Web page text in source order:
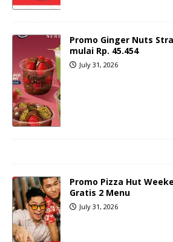
Promo Ginger Nuts
mulai Rp. 45.454
July 31, 2026
Promo Pizza Hut
Gratis 2 Menu
July 31, 2026